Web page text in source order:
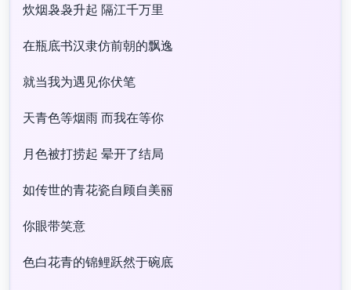
炊烟袅袅升起 隔江千万里
在瓶底书汉隶仿前朝的飘逸
就当我为遇见你伏笔
天青色等烟雨 而我在等你
月色被打捞起 晕开了结局
如传世的青花瓷自顾自美丽
你眼带笑意
色白花青的锦鲤跃然于碗底